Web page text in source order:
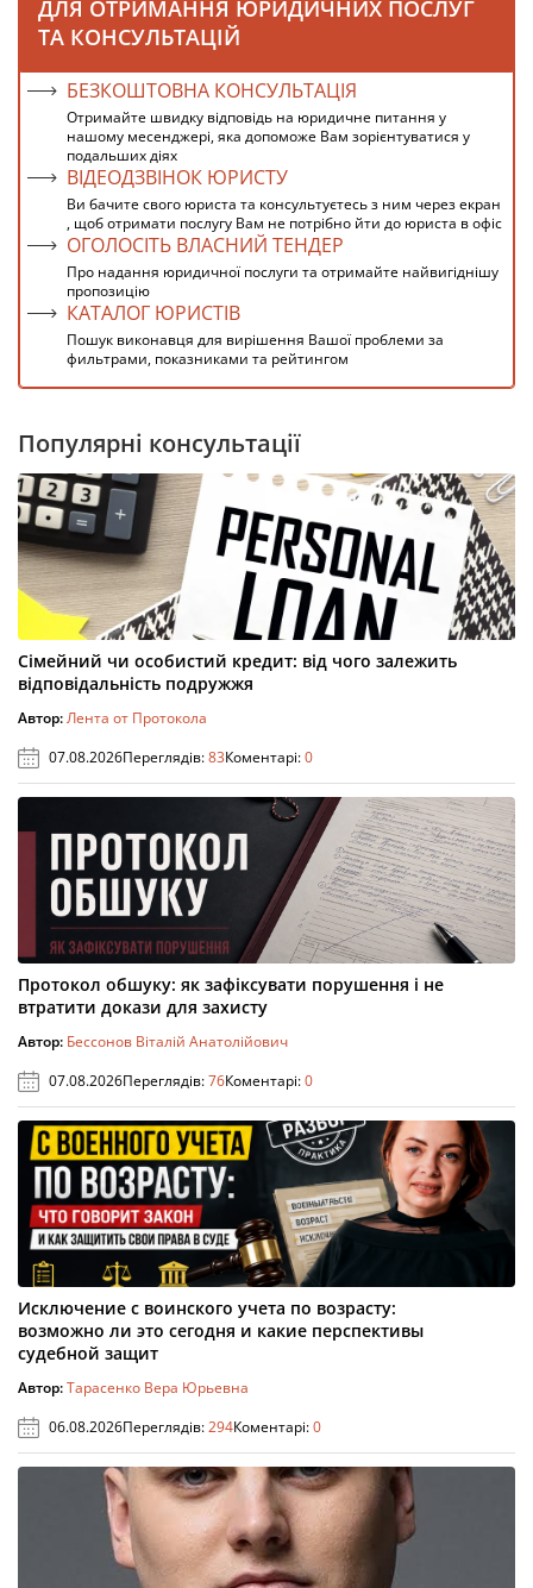
ДЛЯ ОТРИМАННЯ ЮРИДИЧНИХ ПОСЛУГ
ТА КОНСУЛЬТАЦІЙ
БЕЗКОШТОВНА КОНСУЛЬТАЦІЯ
Отримайте швидку відповідь на юридичне питання у
нашому месенджері, яка допоможе Вам зорієнтуватися у
подальших діях
ВІДЕОДЗВІНОК ЮРИСТУ
Ви бачите свого юриста та консультуєтесь з ним через екран
, щоб отримати послугу Вам не потрібно йти до юриста в офіс
ОГОЛОСІТЬ ВЛАСНИЙ ТЕНДЕР
Про надання юридичної послуги та отримайте найвигіднішу
пропозицію
КАТАЛОГ ЮРИСТІВ
Пошук виконавця для вирішення Вашої проблеми за
фильтрами, показниками та рейтингом
Популярні консультації
Сімейний чи особистий кредит: від чого залежить
відповідальність подружжя
Автор:Лента от Протокола
07.08.2026Переглядів:83Коментарі:0
Протокол обшуку: як зафіксувати порушення і не
втратити докази для захисту
Автор: Бессонов Віталій Анатолійович
07.08.2026Переглядів:76Коментарі:0
Исключение с воинского учета по возрасту:
возможно ли это сегодня и какие перспективы
судебной защит
Автор:Тарасенко Вера Юрьевна
06.08.2026Переглядів:294Коментарі:0